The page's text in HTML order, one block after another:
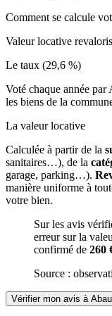
Comment se calcule
Valeur locative
Le taux (29,6 %)
Voté chaque année
les biens de la
La valeur locative
Calculée à partir de la
sanitaires…), de la
garage, parking…).
manière uniforme à
votre bien.
Sur les avis
erreur sur la
confirmé de 260
Source :
Vérifier mon avis à